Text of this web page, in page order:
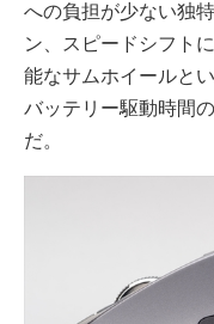
への負担が少ない独
ン、スピードシフト
能なサムホイールと
バッテリー駆動時間
だ。